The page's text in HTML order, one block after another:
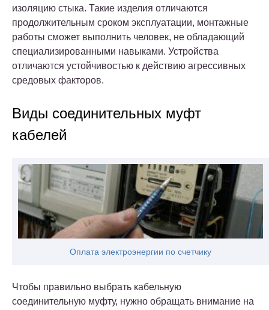
изоляцию стыка. Такие изделия отличаются
продолжительным сроком эксплуатации, монтажные
работы сможет выполнить человек, не обладающий
специализированными навыками. Устройства
отличаются устойчивостью к действию агрессивных
средовых факторов.
Виды соединительных муфт
кабелей
Оплата электроэнергии по счетчику
Чтобы правильно выбрать кабельную
соединительную муфту, нужно обращать внимание на